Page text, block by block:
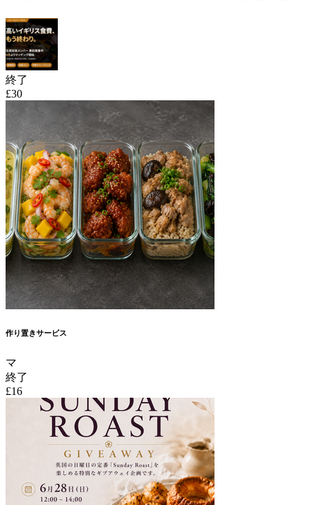
終了
£30
作り置きサービス
マ
終了
£16